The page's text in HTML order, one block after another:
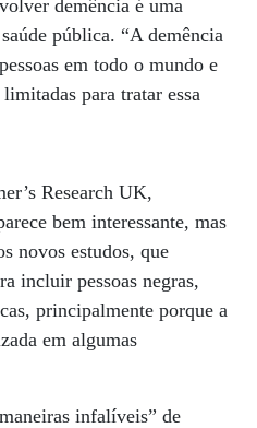
demência é uma
pública. “A demência
em todo o mundo e
para tratar essa
Research UK,
bem interessante, mas
novos estudos, que
incluir pessoas negras,
principalmente porque a
em algumas
infalíveis” de